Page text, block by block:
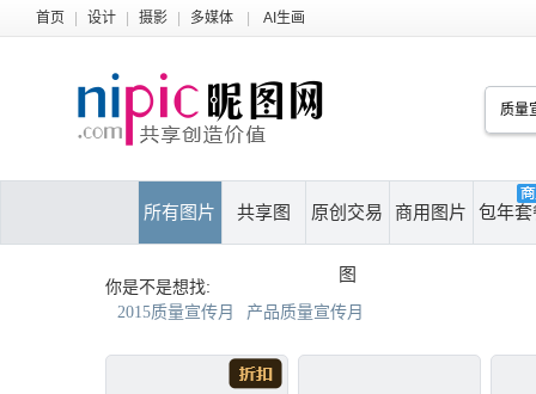
首页 设计 摄影 多媒体 AI生画
所有图片 共享图 原创交易
图
商用图片 包年套
你是不是想找:
2015质量宣传月 产品质量宣传月